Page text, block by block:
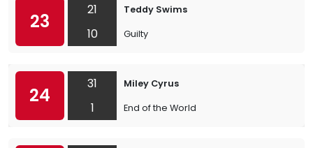
23
21
10
Teddy Swims
Guilty
24
31
1
Miley Cyrus
End of the World